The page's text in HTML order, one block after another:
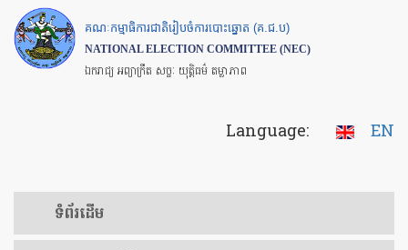
Skip
to
main
គណៈកម្មាធិការជាតិរៀបចំការបោះឆ្នោត (គ.ជ.ប)
NATIONAL ELECTION COMMITTEE (NEC)
ឯករាជ្យ អព្យាក្រឹត សច្ចៈ យុត្តិធម៌ តម្លាភាព
Language: EN
ទំព័រ​ដើម